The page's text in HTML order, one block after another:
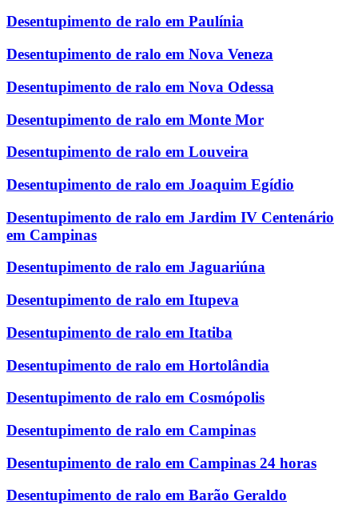
Desentupimento de ralo em Paulínia
Desentupimento de ralo em Nova Veneza
Desentupimento de ralo em Nova Odessa
Desentupimento de ralo em Monte Mor
Desentupimento de ralo em Louveira
Desentupimento de ralo em Joaquim Egídio
Desentupimento de ralo em Jardim IV Centenário
em Campinas
Desentupimento de ralo em Jaguariúna
Desentupimento de ralo em Itupeva
Desentupimento de ralo em Itatiba
Desentupimento de ralo em Hortolândia
Desentupimento de ralo em Cosmópolis
Desentupimento de ralo em Campinas
Desentupimento de ralo em Campinas 24 horas
Desentupimento de ralo em Barão Geraldo